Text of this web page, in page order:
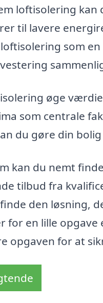
loftisolering
til lavere
som
øge
som centrale
du gøre din
kan du nemt
tilbud fra
den løsning,
for en lille
opgaven for at